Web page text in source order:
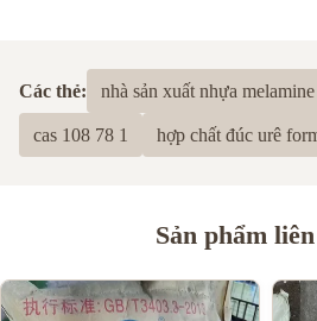
Các thẻ: nhà sản xuất nhựa
cas 108 78 1 hợp chất đúc urê
Sản phẩm